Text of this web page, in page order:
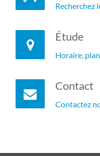
Recherchez
Étude
Horaire,
Contact
Contactez